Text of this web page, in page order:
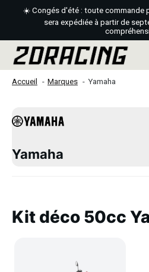
☀️ Congés d'été : toute commande
sera expédiée à partir de
Accueil Marques Yamaha
Yamaha
Kit déco 50cc